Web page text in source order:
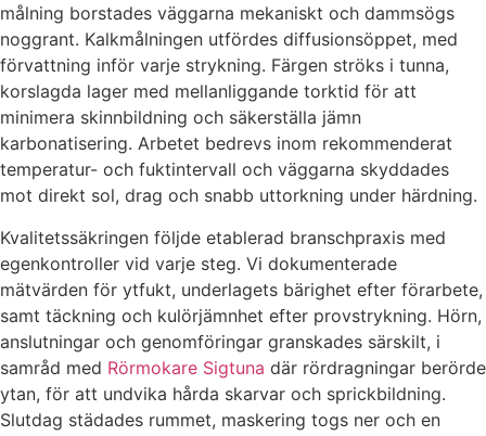
målning borstades väggarna mekaniskt och dammsögs
noggrant. Kalkmålningen utfördes diffusionsöppet, med
förvattning inför varje strykning. Färgen ströks i tunna,
korslagda lager med mellanliggande torktid för att
minimera skinnbildning och säkerställa jämn
karbonatisering. Arbetet bedrevs inom rekommenderat
temperatur- och fuktintervall och väggarna skyddades
mot direkt sol, drag och snabb uttorkning under härdning.
Kvalitetssäkringen följde etablerad branschpraxis med
egenkontroller vid varje steg. Vi dokumenterade
mätvärden för ytfukt, underlagets bärighet efter förarbete,
samt täckning och kulörjämnhet efter provstrykning. Hörn,
anslutningar och genomföringar granskades särskilt, i
samråd med Rörmokare Sigtuna där rördragningar berörde
ytan, för att undvika hårda skarvar och sprickbildning.
Slutdag städades rummet, maskering togs ner och en